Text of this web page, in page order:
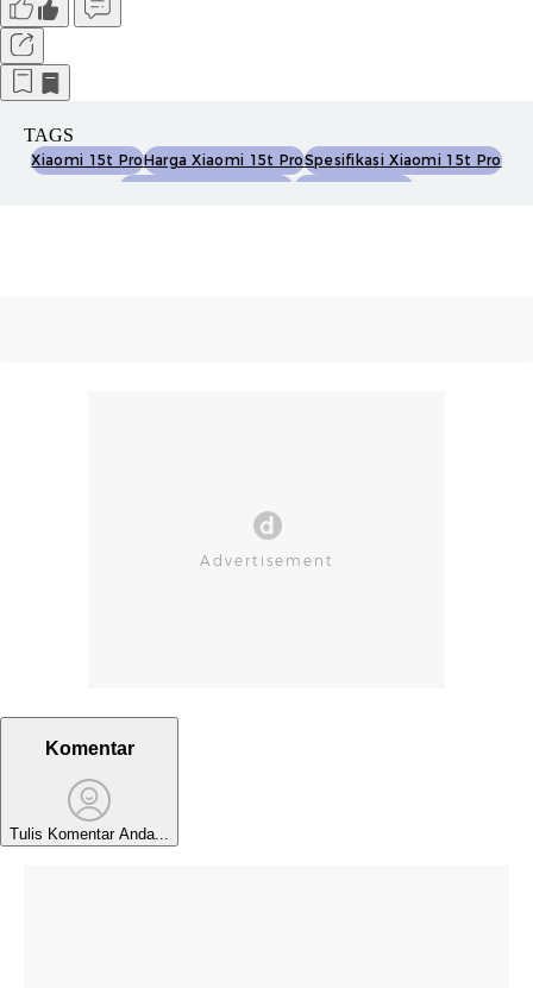
TAGS
Xiaomi 15t ProHarga Xiaomi 15t ProSpesifikasi Xiaomi 15t Pro
Kamera Xiaomi 15t Pro Gotmxiaomi15t
Komentar
Tulis Komentar Anda...